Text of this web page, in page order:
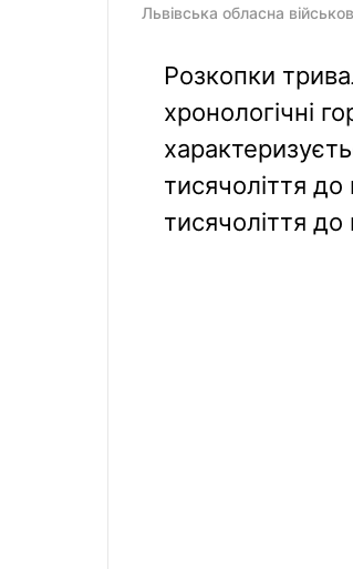
Львівська обласна
Розкопки
хронологічні
тисячоліття до
тисячоліття